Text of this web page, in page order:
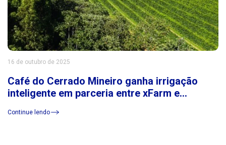
16 de outubro de 2025
Café do Cerrado Mineiro ganha irrigação
inteligente em parceria entre xFarm e
Continue lendo